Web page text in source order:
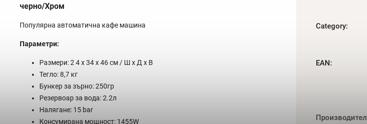
черно/Хром
Популярна автоматична кафе машина
Параметри:
Размери:2 4 x 34 x 46 см / Ш x Д x В
Тегло: 8,7 кг
Бункер за зърно: 250гр
Резервоар за вода: 2.2л
Налягане: 15 bar
Консумирана мощност: 1455W
Category:
EAN:
Производител